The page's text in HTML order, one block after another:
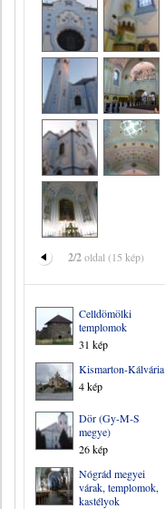
2/2oldal (15 kép)
Celldömölki
templomok
31 kép
Kismarton-Kálvária
4 kép
Dör (Gy-M-S
megye)
26 kép
Nógrád megyei
várak, templomok,
kastélyok